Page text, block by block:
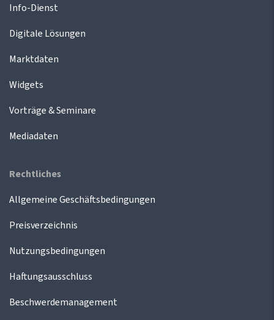
Info-Dienst
Digitale Lösungen
Marktdaten
Widgets
Vorträge & Seminare
Mediadaten
Rechtliches
Allgemeine Geschäftsbedingungen
Preisverzeichnis
Nutzungsbedingungen
Haftungsausschluss
Beschwerdemanagement